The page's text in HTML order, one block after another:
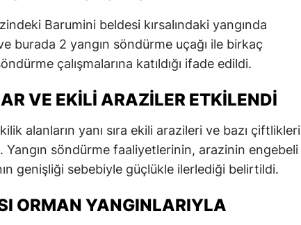
Barumini beldesi kırsalındaki yangında
burada 2 yangın söndürme uçağı ile birkaç
çalışmalarına katıldığı ifade edildi.
VE EKILI ARAZILER ETKILENDI
alanların yanı sıra ekili arazileri ve bazı çiftlikleri
Yangın söndürme faaliyetlerinin, arazinin engebeli
genişliği sebebiyle güçlükle ilerlediği belirtildi.
ORMAN YANGINLARIYLA